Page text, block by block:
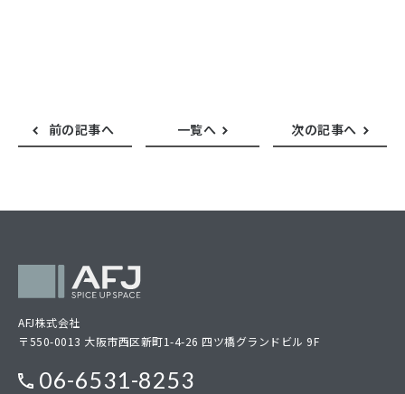
前の記事へ 一覧へ 次の記事へ
AFJ株式会社
〒550-0013 大阪市西区新町1-4-26 四ツ橋グランドビル 9F
06-6531-8253